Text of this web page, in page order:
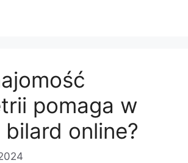
pomaga w
online?